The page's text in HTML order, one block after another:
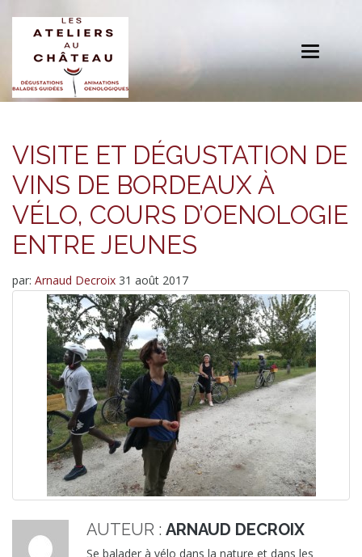
Toggle
VISITE ET DÉGUSTATION DE
VINS DE BORDEAUX À
VÉLO, COURS D’OENOLOGIE
ENTRE JEUNES
par: Arnaud Decroix 31 août 2017
AUTEUR : ARNAUD DECROIX
Se balader à vélo dans la nature et dans les